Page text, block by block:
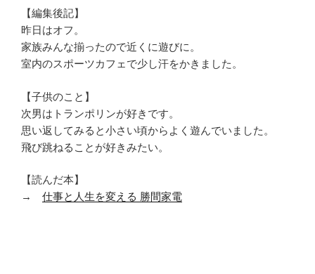
【編集後記】
昨日はオフ。
家族みんな揃ったので近くに遊びに。
室内のスポーツカフェで少し汗をかきました。
【子供のこと】
次男はトランポリンが好きです。
思い返してみると小さい頃からよく遊んでいました。
飛び跳ねることが好きみたい。
【読んだ本】
→ 仕事と人生を変える 勝間家電